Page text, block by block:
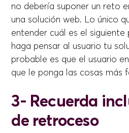
no debería suponer un reto
una solución web. Lo único
entender cuál es el
haga pensar al usuario tu
probable es que el usuario
que le ponga las cosas más
3- Recuerda
de retroceso